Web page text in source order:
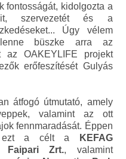
fontosságát, kidolgozta a
szervezetét és a
Úgy vélem
büszke arra az
az OAKEYLIFE projekt
erőfeszítését Gulyás
átfogó útmutató, amely
valamint az ott
fennmaradását. Éppen
ezt a célt a
KEFAG
Faipari Zrt., valamint